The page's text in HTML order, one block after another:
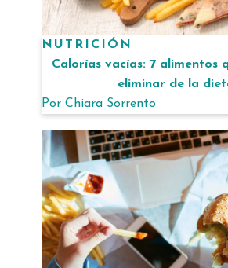
NUTRICIÓN
Calorías vacías: 7 alimentos
eliminar de la
Por Chiara Sorrento